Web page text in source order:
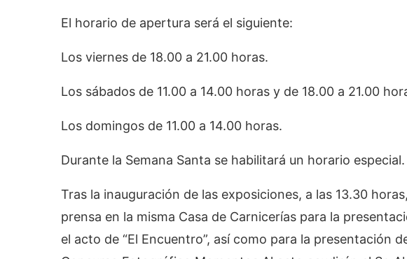
El horario de apertura será el siguiente:
Los viernes de 18.00 a 21.00 horas.
Los sábados de 11.00 a 14.00 horas y de 18.00 a 21.00
Los domingos de 11.00 a 14.00 horas.
Durante la Semana Santa se habilitará un horario especial.
Tras la inauguración de las exposiciones, a las 13.30
prensa en la misma Casa de Carnicerías para la
el acto de “El Encuentro”, así como para la presentación